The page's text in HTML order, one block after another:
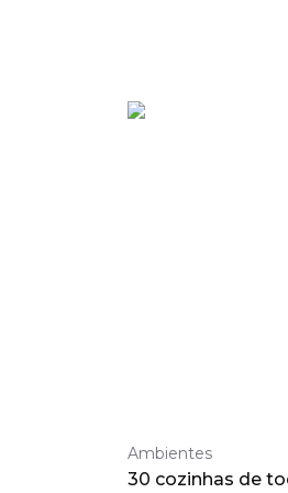
Ambientes
30 cozinhas de